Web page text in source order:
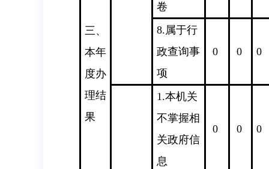
三、
本年
度办
理结
果
卷
8.属于行
政查询事
项
0 0 0
1.本机关
不掌握相
关政府信
息
0 0 0